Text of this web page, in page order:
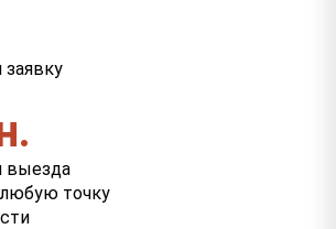
выезда
точку